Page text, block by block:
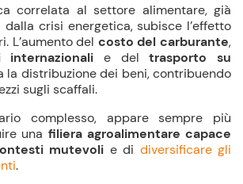
correlata alsettore alimentare, già
dalla crisi energetica, subisce l’effetto
L’aumento del costo del carburante,
internazionalie del trasporto su
la distribuzione dei beni, contribuendo
sugli scaffali.
complesso, appare sempre più
una filiera agroalimentare capace
mutevoli e di diversificare gli
.